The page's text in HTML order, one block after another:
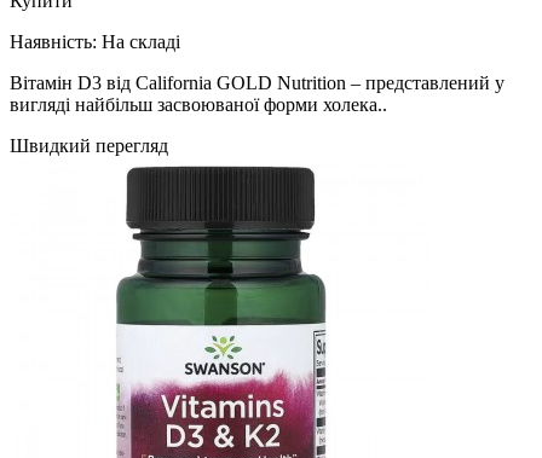
Наявність: На складі
Вітамін D3 від California GOLD Nutrition – представлений у
вигляді найбільш засвоюваної форми холека..
Швидкий перегляд